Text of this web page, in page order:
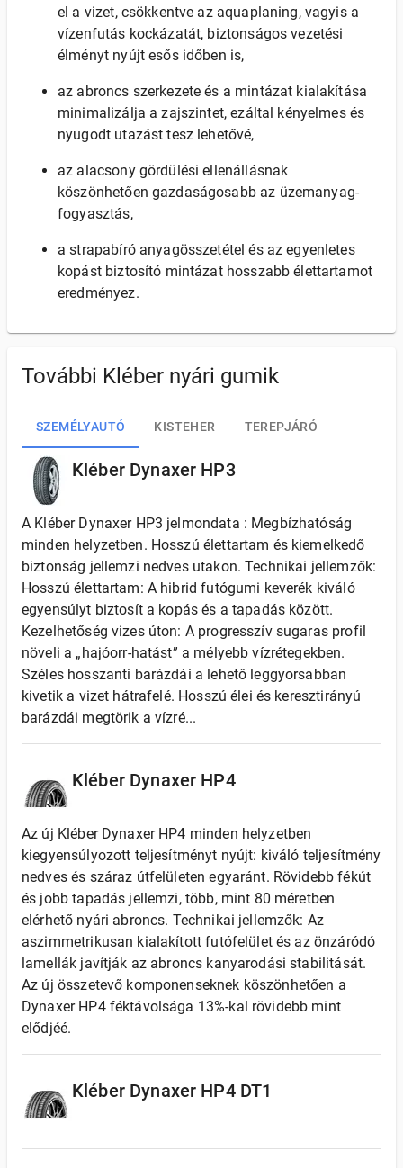
el a vizet, csökkentve az aquaplaning, vagyis a
vízenfutás kockázatát, biztonságos vezetési
élményt nyújt esős időben is,
az abroncs szerkezete és a mintázat kialakítása
minimalizálja a zajszintet, ezáltal kényelmes és
nyugodt utazást tesz lehetővé,
az alacsony gördülési ellenállásnak
köszönhetően gazdaságosabb az üzemanyag-
fogyasztás,
a strapabíró anyagösszetétel és az egyenletes
kopást biztosító mintázat hosszabb élettartamot
eredményez.
További Kléber nyári gumik
SZEMÉLYAUTÓ KISTEHER TEREPJÁRÓ
Kléber Dynaxer HP3
A Kléber Dynaxer HP3 jelmondata : Megbízhatóság
minden helyzetben. Hosszú élettartam és kiemelkedő
biztonság jellemzi nedves utakon. Technikai jellemzők:
Hosszú élettartam: A hibrid futógumi keverék kiváló
egyensúlyt biztosít a kopás és a tapadás között.
Kezelhetőség vizes úton: A progresszív sugaras profil
növeli a „hajóorr-hatást” a mélyebb vízrétegekben.
Széles hosszanti barázdái a lehető leggyorsabban
kivetik a vizet hátrafelé. Hosszú élei és keresztirányú
barázdái megtörik a vízré...
Kléber Dynaxer HP4
Az új Kléber Dynaxer HP4 minden helyzetben
kiegyensúlyozott teljesítményt nyújt: kiváló teljesítmény
nedves és száraz útfelületen egyaránt. Rövidebb fékút
és jobb tapadás jellemzi, több, mint 80 méretben
elérhető nyári abroncs. Technikai jellemzők: Az
aszimmetrikusan kialakított futófelület és az önzáródó
lamellák javítják az abroncs kanyarodási stabilitását.
Az új összetevő komponenseknek köszönhetően a
Dynaxer HP4 féktávolsága 13%-kal rövidebb mint
elődjéé.
Kléber Dynaxer HP4 DT1